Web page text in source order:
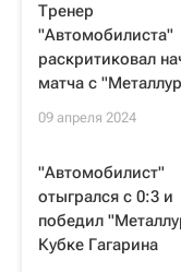
Тренер
"Автомобилиста"
раскритиковал
матча с
09 апреля 2024
"Автомобилист"
отыгрался с 0:3 и
победил
Кубке Гагарина